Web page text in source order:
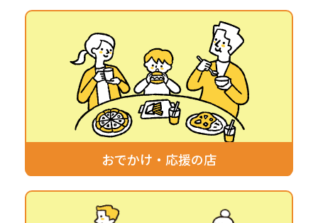
おでかけ・応援の店